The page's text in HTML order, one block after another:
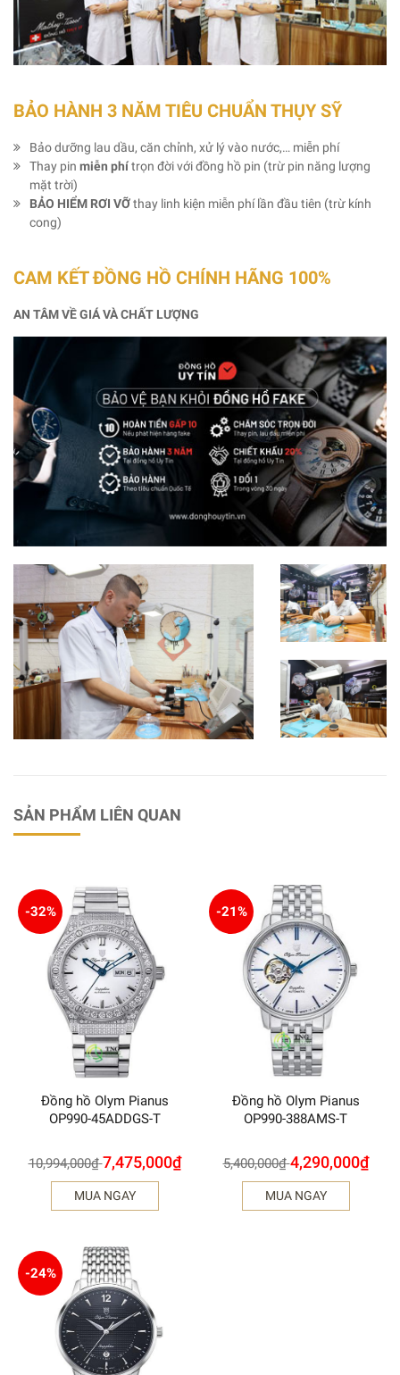
BẢO HÀNH 3 NĂM TIÊU CHUẨN THỤY SỸ
Bảo dưỡng lau dầu, căn chỉnh, xử lý vào nước,… miễn phí
Thay pin miễn phítrọn đời với đồng hồ pin (trừ pin năng lượng
mặt trời)
BẢO HIỂM RƠI VỠthay linh kiện miễn phí lần đầu tiên (trừ kính
cong)
CAM KẾT ĐỒNG HỒ CHÍNH HÃNG 100%
AN TÂM VỀ GIÁ VÀ CHẤT LƯỢNG
SẢN PHẨM LIÊN QUAN
-32%
Đồng hồ Olym Pianus
OP990-45ADDGS-T
10,994,000₫ 7,475,000₫
MUA NGAY
-21%
Đồng hồ Olym Pianus
OP990-388AMS-T
5,400,000₫ 4,290,000₫
MUA NGAY
-24%